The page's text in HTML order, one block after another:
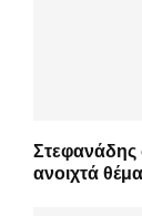
Στεφανάδης
ανοιχτά